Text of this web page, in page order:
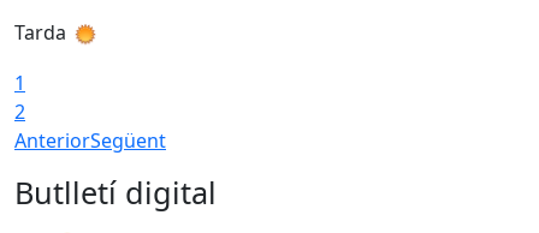
Tarda
1
2
AnteriorSegüent
Butlletí digital